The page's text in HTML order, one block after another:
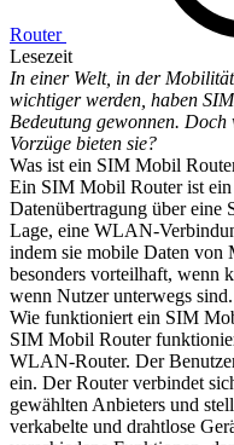
Router
Lesezeit
In einer Welt, in der
wichtiger werden, haben
Bedeutung gewonnen.
Vorzüge bieten sie?
Was ist ein SIM Mobil
Ein SIM Mobil Router ist ein
Datenübertragung über
Lage, eine WLAN-
indem sie mobile Daten von
besonders vorteilhaft, wenn
wenn Nutzer unterwegs sind.
Wie funktioniert ein SIM
SIM Mobil Router
WLAN-Router. Der
ein. Der Router verbindet
gewählten Anbieters und
verkabelte und drahtlose